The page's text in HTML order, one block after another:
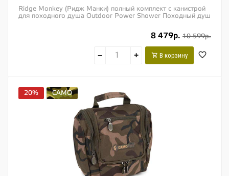
Ridge Monkey (Ридж Манки) полный комплект с канистрой
для походного душа Outdoor Power Shower Походный душ
8 479р. 10 599р.
− + В корзину
20% CAMO